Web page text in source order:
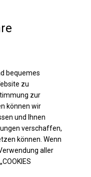
BESTSELLER
bequemes
zu
zur
können wir
und Ihnen
verschaffen,
können. Wenn
aller